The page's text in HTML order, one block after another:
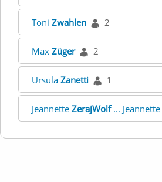
Toni Zwahlen 2
Max Züger 2
Ursula Zanetti 1
Jeannette ZerajWolf... Jeannette